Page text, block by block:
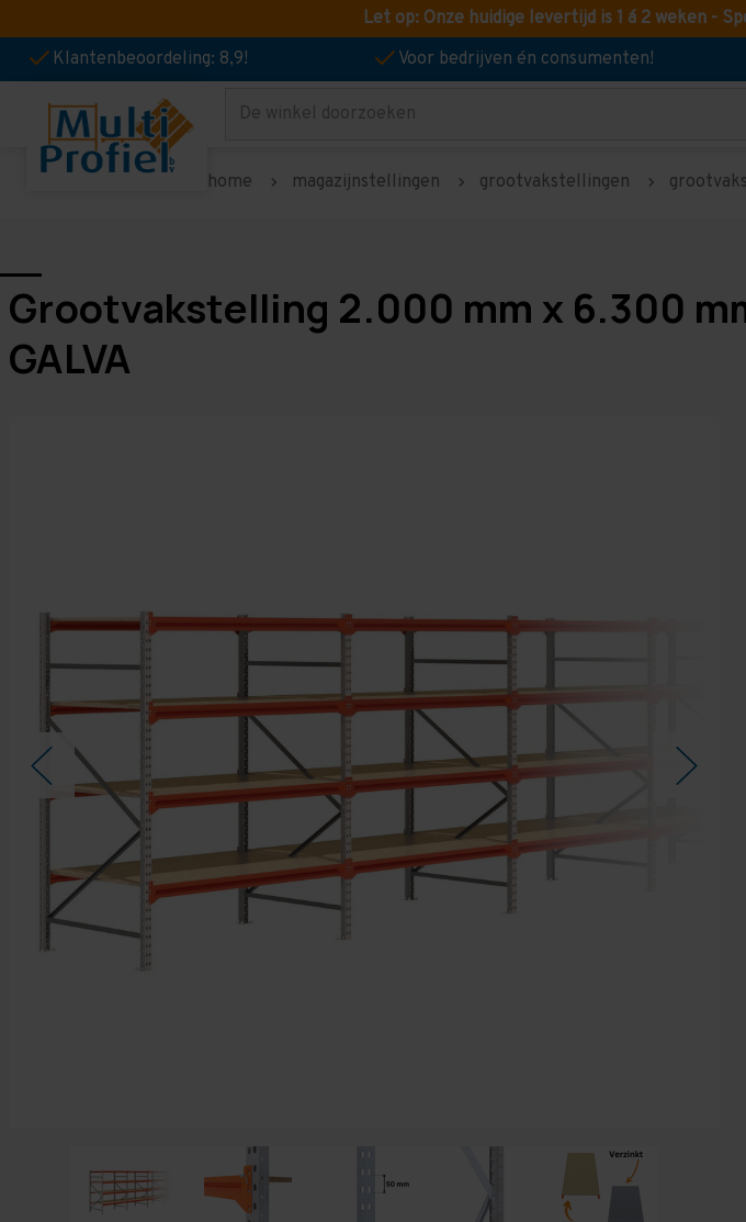
Let op: Onze huidige levertijd is 1 á 2 weken -
Klantenbeoordeling: 8,9!
Voor bedrijven én consumenten!
Zoeken
home magazijnstellingen grootvakstellingen
Grootvakstelling 2.000 mm x 6.300
GALVA